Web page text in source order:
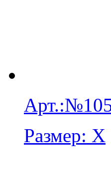
Арт.:
Размер: X